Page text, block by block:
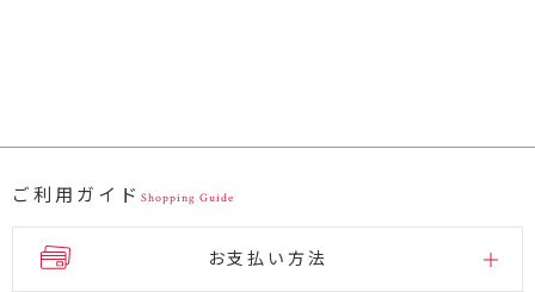
ご利用ガイド Shopping Guide
お支払い方法